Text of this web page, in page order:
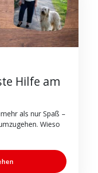
Hilfe am
als nur Spaß –
Wieso